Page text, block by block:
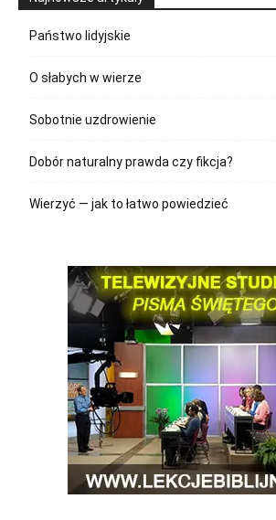
Państwo lidyjskie
O słabych w wierze
Sobotnie uzdrowienie
Dobór naturalny prawda czy fikcja?
Wierzyć — jak to łatwo powiedzieć